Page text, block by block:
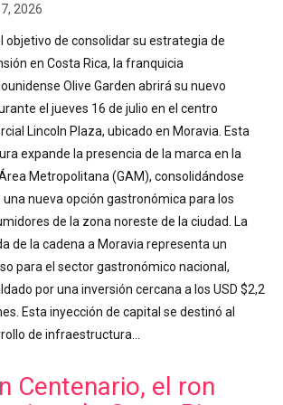
2026
objetivo de consolidar su estrategia de
en Costa Rica, la franquicia
Olive Garden abrirá su nuevo
el jueves 16 de julio en el centro
Lincoln Plaza, ubicado en Moravia. Esta
expande la presencia de la marca en la
Metropolitana (GAM), consolidándose
una nueva opción gastronómica para los
de la zona noreste de la ciudad. La
de la cadena a Moravia representa un
para el sector gastronómico nacional,
por una inversión cercana a los USD $2,2
Esta inyección de capital se destinó al
de infraestructura…
Centenario, el ron